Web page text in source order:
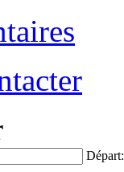
Départ: